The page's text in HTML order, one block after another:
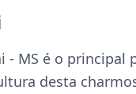
- MS é o
desta